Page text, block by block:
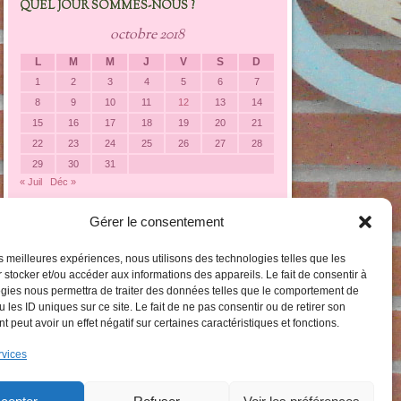
Gérer le consentement
meilleures expériences, nous utilisons des technologies telles que les
stocker et/ou accéder aux informations des appareils. Le fait de consentir à
nous permettra de traiter des données telles que le comportement de
les ID uniques sur ce site. Le fait de ne pas consentir ou de retirer son
peut avoir un effet négatif sur certaines caractéristiques et fonctions.
QUEL JOUR SOMMES-NOUS ?
octobre 2018
L M M J V S D
1 2 3 4 5 6
7
8
9 10 11 12 13
14
15
16 17 18 19 20
21
22
23 24 25 26 27
28
29
30
31
« Juil
Déc »
LES CATÉGORIES DARTICLES
Les
catégories
darticles